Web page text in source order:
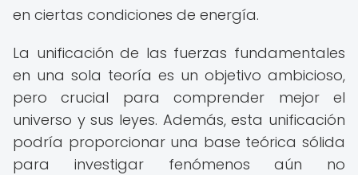
en ciertas condiciones de energía.
La unificación de las fuerzas fundamentales
en una sola teoría es un objetivo ambicioso,
pero crucial para comprender mejor el
universo y sus leyes. Además, esta unificación
podría proporcionar una base teórica sólida
para investigar fenómenos aún no